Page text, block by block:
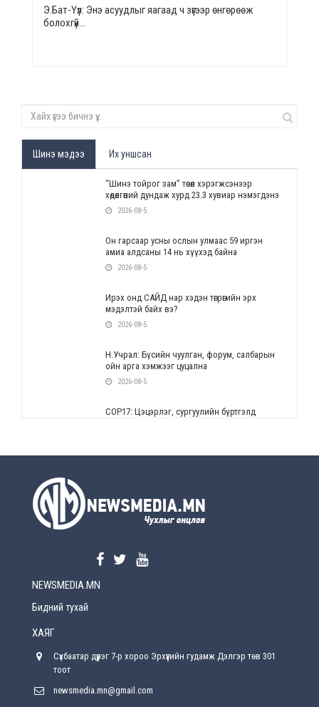
Э.Бат-Үүл: Энэ асуудлыг яагаад ч зүгээр өнгөрөөж
болохгүй…
Шинэ мэдээ Их уншсан
“Шинэ тойрог зам” төсөл хэрэгжсэнээр
хөдөлгөөний дундаж хурд 23.3 хувиар нэмэгдэнэ
2026-08-5
Он гарсаар усны ослын улмаас 59 иргэн
амиа алдсаны 14 нь хүүхэд байна
2026-08-5
Ирэх онд САЙД нар хэдэн төгрөгийн эрх
мэдэлтэй байх вэ?
2026-08-5
Н.Учрал: Бүсийн чуулган, форум, салбарын
ойн арга хэмжээг цуцална
2026-08-5
СОР17: Цэцэрлэг, сургуулийн бүртгэлд
2026-08-5
2026-08-5
хүрсэн өгөөжөөрөө ажлаа үнэлж, хэрэгжилтээ
NEWSMEDIA.MN
Бидний тухай
ХАЯГ
Сүхбаатар дүүрэг 7-р хороо Эрхүүгийн гудамж Дэлгэр төв 301
тоот
newsmedia.mn@gmail.com